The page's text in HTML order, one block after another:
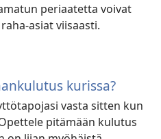
periaatetta voivat
asiat viisaasti.
kurissa?
vasta sitten kun
pitämään kulutus